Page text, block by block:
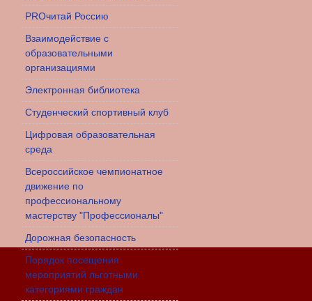
PROчитай Россию
Взаимодействие с
образовательными
организациями
Электронная библиотека
Студенческий спортивный клуб
Цифровая образовательная
среда
Всероссийское чемпионатное
движение по
профессиональному
мастерству "Профессионалы"
Дорожная безопасность
Порядок посещения
мероприятий льготными
категориями граждан